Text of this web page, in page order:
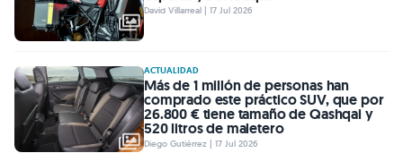
David Villarreal | 17 Jul 2026
ACTUALIDAD
Más de 1 millón de personas han
comprado este práctico SUV, que por
26.800 € tiene tamaño de Qashqai y
520 litros de maletero
Diego Gutiérrez | 17 Jul 2026